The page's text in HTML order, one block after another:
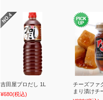
吉田屋プロだし 1L
¥680(税込)
チーズフ
まり漬け